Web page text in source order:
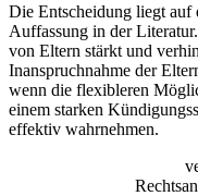
Die Entscheidung liegt auf
Auffassung in der
von Eltern stärkt und
Inanspruchnahme der
wenn die flexibleren
einem starken
effektiv wahrnehmen.